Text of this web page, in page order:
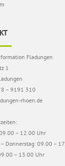
Fladungen
1
– 9191 310
rhoen.de
– 12.00 Uhr
– Donnerstag: 09.00 –
– 13.00 Uhr